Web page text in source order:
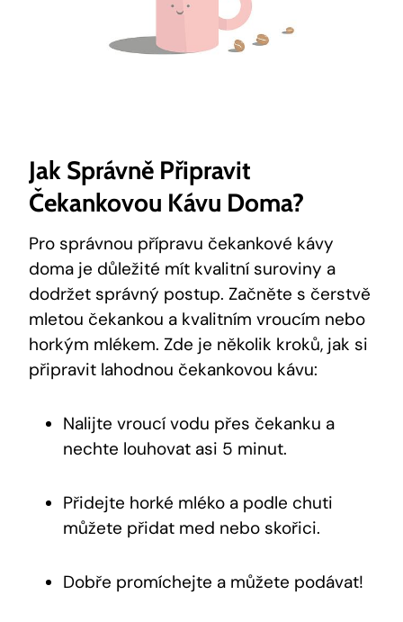
Jak Správně Připravit
Čekankovou Kávu Doma?
Pro správnou přípravu čekankové kávy
doma je důležité mít kvalitní suroviny a
dodržet správný postup. Začněte s čerstvě
mletou čekankou a kvalitním vroucím nebo
horkým mlékem. Zde je několik kroků, jak si
připravit lahodnou čekankovou kávu:
Nalijte vroucí vodu přes čekanku a
nechte louhovat asi 5 minut.
Přidejte horké mléko a podle chuti
můžete přidat med nebo skořici.
Dobře promíchejte a můžete podávat!